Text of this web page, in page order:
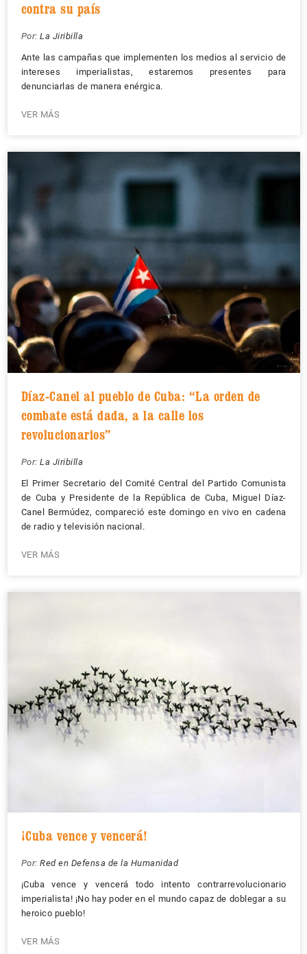
contra su país
Por: La Jiribilla
Ante las campañas que implementen los medios al servicio de
intereses imperialistas, estaremos presentes para
denunciarlas de manera enérgica.
VER MÁS
Díaz-Canel al pueblo de Cuba: “La orden de
combate está dada, a la calle los
revolucionarios”
Por: La Jiribilla
El Primer Secretario del Comité Central del Partido Comunista
de Cuba y Presidente de la República de Cuba, Miguel Díaz-
Canel Bermúdez, compareció este domingo en vivo en cadena
de radio y televisión nacional.
VER MÁS
¡Cuba vence y vencerá!
Por: Red en Defensa de la Humanidad
¡Cuba vence y vencerá todo intento contrarrevolucionario
imperialista! ¡No hay poder en el mundo capaz de doblegar a su
heroico pueblo!
VER MÁS